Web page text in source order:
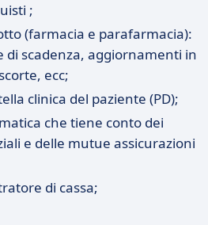
;
(farmacia e parafarmacia):
scadenza, aggiornamenti in
ecc;
clinica del paziente (PD);
che tiene conto dei
e delle mutue assicurazioni
di cassa;